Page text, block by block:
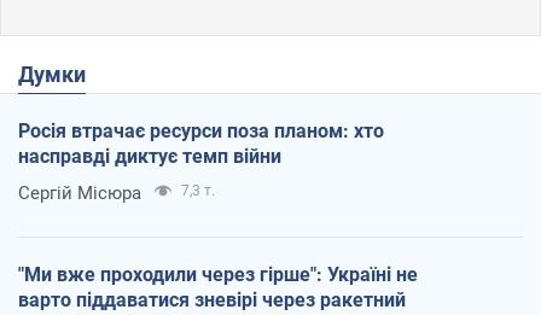
Думки
Росія втрачає ресурси поза планом: хто
насправді диктує темп війни
Сергій Місюра 7,3 т.
"Ми вже проходили через гірше": Україні не
варто піддаватися зневірі через ракетний